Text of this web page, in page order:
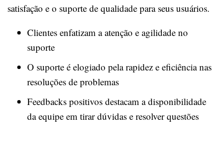
satisfação e o suporte de qualidade para seus usuários.
Clientes enfatizam a atenção e agilidade no
suporte
O suporte é elogiado pela rapidez e eficiência nas
resoluções de problemas
Feedbacks positivos destacam a disponibilidade
da equipe em tirar dúvidas e resolver questões